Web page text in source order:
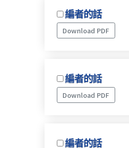
編者的話
Download PDF
編者的話
Download PDF
編者的話